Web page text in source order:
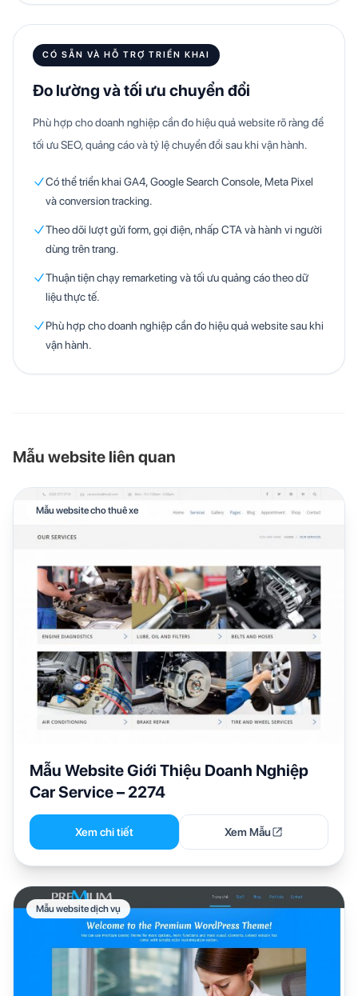
CÓ SẴN VÀ HỖ TRỢ TRIỂN KHAI
Đo lường và tối ưu chuyển đổi
Phù hợp cho doanh nghiệp cần đo hiệu quả website rõ ràng để
tối ưu SEO, quảng cáo và tỷ lệ chuyển đổi sau khi vận hành.
Có thể triển khai GA4, Google Search Console, Meta Pixel
và conversion tracking.
Theo dõi lượt gửi form, gọi điện, nhấp CTA và hành vi người
dùng trên trang.
Thuận tiện chạy remarketing và tối ưu quảng cáo theo dữ
liệu thực tế.
Phù hợp cho doanh nghiệp cần đo hiệu quả website sau khi
vận hành.
Mẫu website liên quan
Mẫu website cho thuê xe
Mẫu Website Giới Thiệu Doanh Nghiệp
Car Service – 2274
Xem chi tiết Xem Mẫu
Mẫu website dịch vụ